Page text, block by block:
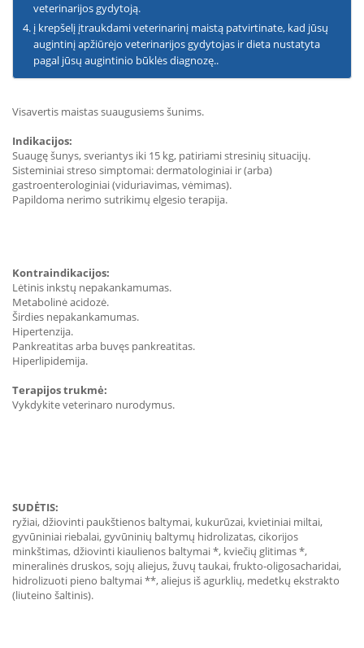
veterinarijos gydytoją.
į krepšelį įtraukdami veterinarinį maistą patvirtinate, kad jūsų
augintinį apžiūrėjo veterinarijos gydytojas ir dieta nustatyta
pagal jūsų augintinio būklės diagnozę..
Visavertis maistas suaugusiems šunims.
Indikacijos:
Suaugę šunys, sveriantys iki 15 kg, patiriami stresinių situacijų.
Sisteminiai streso simptomai: dermatologiniai ir (arba)
gastroenterologiniai (viduriavimas, vėmimas).
Papildoma nerimo sutrikimų elgesio terapija.
Kontraindikacijos:
Lėtinis inkstų nepakankamumas.
Metabolinė acidozė.
Širdies nepakankamumas.
Hipertenzija.
Pankreatitas arba buvęs pankreatitas.
Hiperlipidemija.
Terapijos trukmė:
Vykdykite veterinaro nurodymus.
SUDĖTIS:
ryžiai, džiovinti paukštienos baltymai, kukurūzai, kvietiniai miltai,
gyvūniniai riebalai, gyvūninių baltymų hidrolizatas, cikorijos
minkštimas, džiovinti kiaulienos baltymai *, kviečių glitimas *,
mineralinės druskos, sojų aliejus, žuvų taukai, frukto-oligosacharidai,
hidrolizuoti pieno baltymai **, aliejus iš agurklių, medetkų ekstrakto
(liuteino šaltinis).